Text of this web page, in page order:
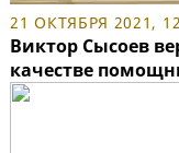
21 ОКТЯБРЯ 2021,
Виктор Сысоев
качестве